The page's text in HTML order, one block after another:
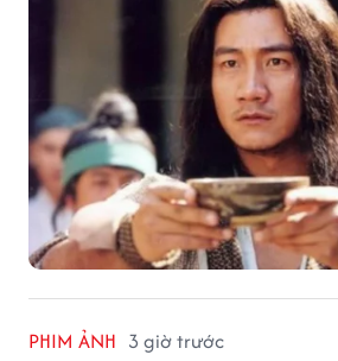
PHIM ẢNH 3 giờ trước